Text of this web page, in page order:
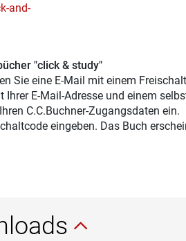
and-
"click & study"
Sie eine E-Mail mit einem
Ihrer E-Mail-Adresse und einem
C.C.Buchner-Zugangsdaten ein.
eingeben. Das Buch